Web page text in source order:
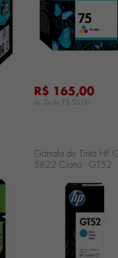
R$ 165,00
ou 3x de R$ 55,00
Garrafa de Tinta HP
5822 Ciano - GT52
5822 Ciano - GT52